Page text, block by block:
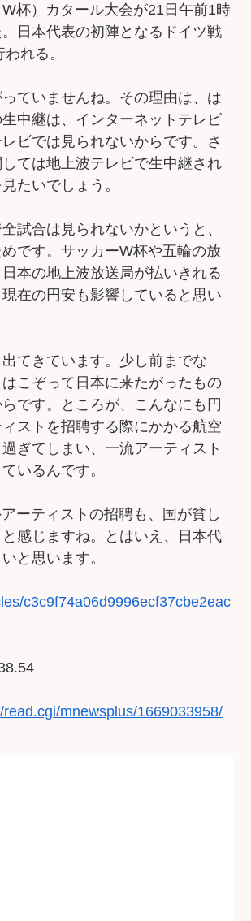
杯）カタール大会が21日午前1時
日本代表の初陣となるドイツ戦
れる。
ていませんね。その理由は、は
中継は、インターネットテレビ
ビでは見られないからです。さ
ては地上波テレビで生中継され
たいでしょう。
試合は見られないかというと、
です。サッカーW杯や五輪の放
本の地上波放送局が払いきれる
在の円安も影響していると思い
てきています。少し前までな
こぞって日本に来たがったもの
です。ところが、こんなにも円
ストを招聘する際にかかる航空
ぎてしまい、一流アーティスト
いるんです。
ーティストの招聘も、国が貧し
感じますね。とはいえ、日本代
と思います。
c3c9f74a06d9996ecf37cbe2eac
mnewsplus/1669033958/